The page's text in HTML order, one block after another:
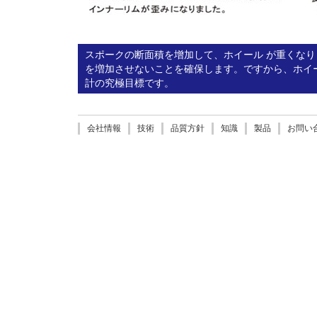
スポークの断面積を增加して、ホイール が重くな
を増加させないことを確保します。ですから、ホ
計の究極目標です。
会社情報 技術 品質方針 知識 製品 お問い